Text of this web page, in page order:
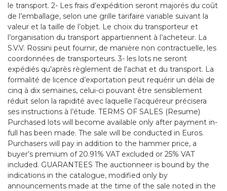
le transport. 2- Les frais d’expédition seront majorés du coût
de l’emballage, selon une grille tarifaire variable suivant la
valeur et la taille de l’objet. Le choix du transporteur et
l’organisation du transport appartiennent à l’acheteur. La
S.V.V. Rossini peut fournir, de manière non contractuelle, les
coordonnées de transporteurs. 3- les lots ne seront
expédiés qu'après règlement de l'achat et du transport. La
formalité de licence d’exportation peut requérir un délai de
cinq à dix semaines, celui-ci pouvant être sensiblement
réduit selon la rapidité avec laquelle l’acquéreur précisera
ses instructions à l’étude. TERMS OF SALES (Resume)
Purchased lots will become available only after payment in-
full has been made. The sale will be conducted in Euros.
Purchasers will pay in addition to the hammer price, a
buyer’s premium of 20.91% VAT excluded or 25% VAT
included. GUARANTEES The auctionneer is bound by the
indications in the catalogue, modified only by
announcements made at the time of the sale noted in the